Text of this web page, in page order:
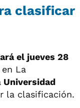
clasificar
el jueves 28
La
Universidad
la clasificación.